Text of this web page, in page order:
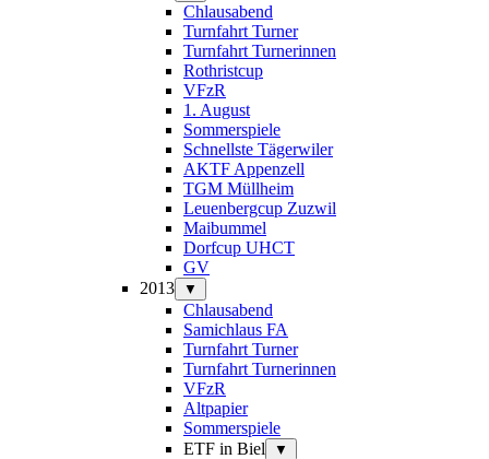
Chlausabend
Turnfahrt Turner
Turnfahrt Turnerinnen
Rothristcup
VFzR
1. August
Sommerspiele
Schnellste Tägerwiler
AKTF Appenzell
TGM Müllheim
Leuenbergcup Zuzwil
Maibummel
Dorfcup UHCT
GV
2013
▼
Chlausabend
Samichlaus FA
Turnfahrt Turner
Turnfahrt Turnerinnen
VFzR
Altpapier
Sommerspiele
ETF in Biel
▼